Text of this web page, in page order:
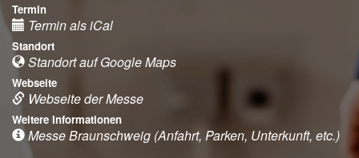
Termin
Termin als iCal
Standort
Standort auf Google Maps
Webseite
Webseite der Messe
Weitere Informationen
Messe Braunschweig (Anfahrt, Parken, Unterkunft, etc.)